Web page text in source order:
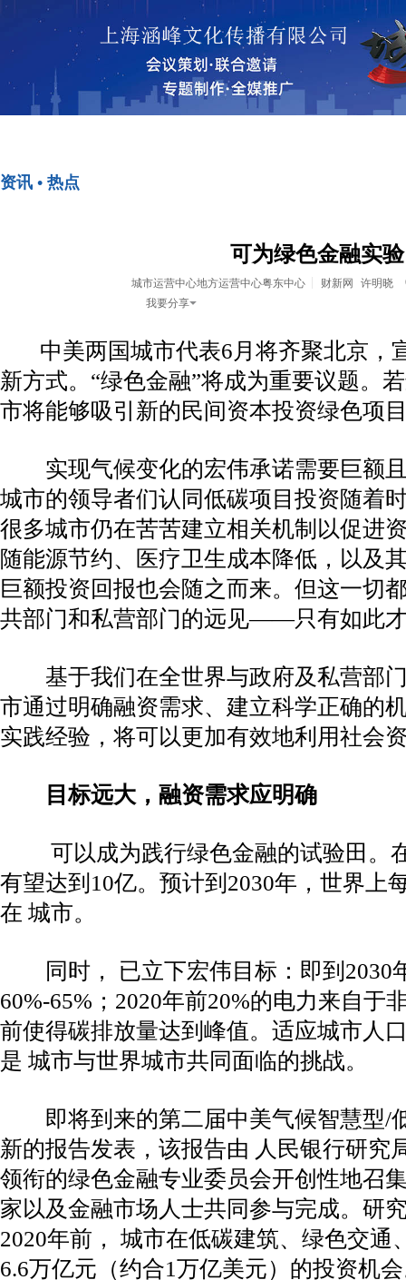
资讯 • 热点
可为绿色金融实
城市运营中心地方运营中心粤东中心 财新网 许明晓
我要分享
中美两国城市代表6月将齐聚北京，
新方式。“绿色金融”将成为重要议题。
市将能够吸引新的民间资本投资绿色项
实现气候变化的宏伟承诺需要巨额且
城市的领导者们认同低碳项目投资随着
很多城市仍在苦苦建立相关机制以促进
随能源节约、医疗卫生成本降低，以及
巨额投资回报也会随之而来。但这一
共部门和私营部门的远见——只有如此
基于我们在全世界与政府及私营部门
市通过明确融资需求、建立科学正确的
实践经验，将可以更加有效地利用社会
目标远大，融资需求应明确
可以成为践行绿色金融的试验田。
有望达到10亿。预计到2030年，世界上
在 城市。
同时， 已立下宏伟目标：即到2030
60%-65%；2020年前20%的电力来自于
前使得碳排放量达到峰值。适应城市人
是 城市与世界城市共同面临的挑战。
即将到来的第二届中美气候智慧型/
新的报告发表，该报告由 人民银行研究
领衔的绿色金融专业委员会开创性地召
家以及金融市场人士共同参与完成。研
2020年前， 城市在低碳建筑、绿色交通
6.6万亿元（约合1万亿美元）的投资机